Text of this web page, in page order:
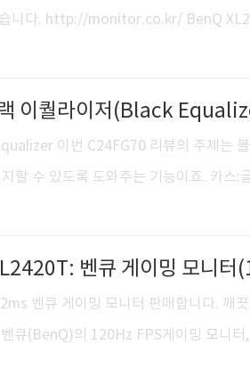
습니다. http://monitor.co.kr/ BenQ
테스트에 사용된 세 모니터입니다.
Bleeding) 테스트. BenQ XL2420T
sRGB, 144Hz, Standard → Fastest 밝
이퀄라이저(Black
이번 C24FG70 리뷰의 주제는
할 수 있도록 도와주는 기능이죠. 카스:
도 할 겸, 이제는 고전게임인 카스온라
었지요. BenQ XL2420T는 카스 프로게
습니다. 벤큐(BenQ)의 120Hz FPS게이
Test: de_du..
벤큐 게이밍 모니
벤큐 게이밍 모니터 판매합니다. 깨
큐(BenQ)의 120Hz FPS게이밍 모니
터: 144hz, 1ms 모니터를 정면으로 바라